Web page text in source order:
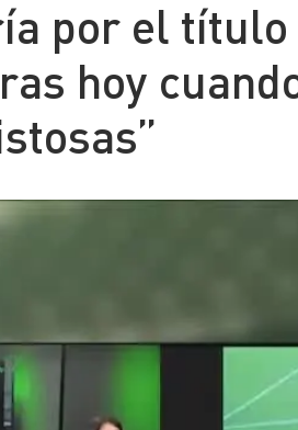
por el título
hoy